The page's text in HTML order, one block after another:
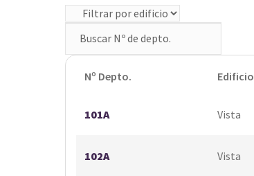
Nº Depto. Edificio
101A Vista
102A Vista